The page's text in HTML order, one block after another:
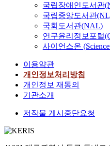
국립장애인도서관
국립중앙도서관
국회도서관(NAL)
연구윤리정보포털
사이언스온
이용약관
개인정보처리방침
개인정보 재동의
기관소개
저작물 게시중단요청